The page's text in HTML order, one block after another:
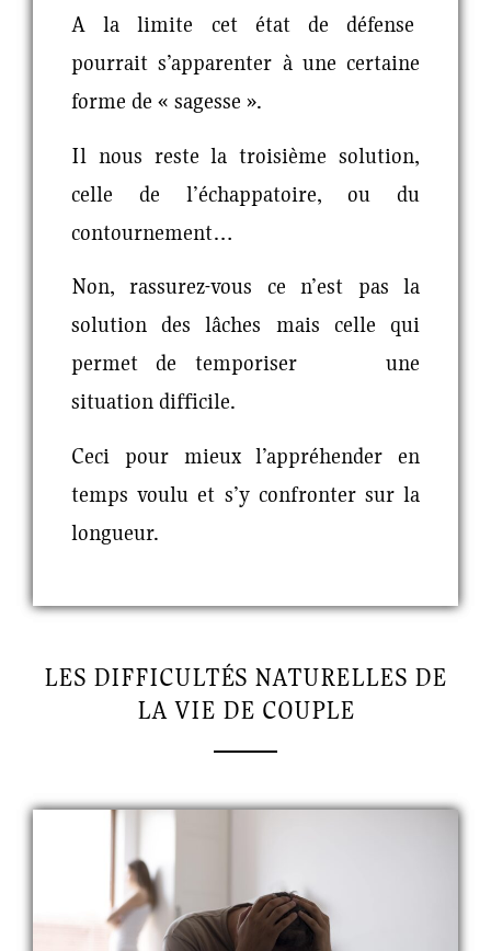
A la limite cet état de défense
pourrait s’apparenter à une certaine
forme de « sagesse ».
Il nous reste la troisième solution,
celle de l’échappatoire, ou du
contournement…
Non, rassurez-vous ce n’est pas la
solution des lâches mais celle qui
permet de temporiser une
situation difficile.
Ceci pour mieux l’appréhender en
temps voulu et s’y confronter sur la
longueur.
LES DIFFICULTÉS NATURELLES DE
LA VIE DE COUPLE